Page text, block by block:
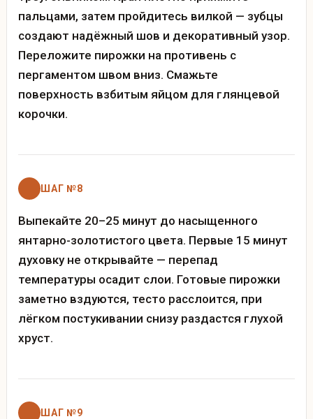
пальцами, затем пройдитесь вилкой — зубцы
создают надёжный шов и декоративный узор.
Переложите пирожки на противень с
пергаментом швом вниз. Смажьте
поверхность взбитым яйцом для глянцевой
корочки.
ШАГ №8
Выпекайте 20–25 минут до насыщенного
янтарно-золотистого цвета. Первые 15 минут
духовку не открывайте — перепад
температуры осадит слои. Готовые пирожки
заметно вздуются, тесто расслоится, при
лёгком постукивании снизу раздастся глухой
хруст.
ШАГ №9